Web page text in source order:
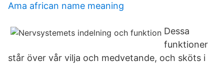
Ama african name meaning
Dessa
funktioner
står över vår vilja och medvetande, och sköts i